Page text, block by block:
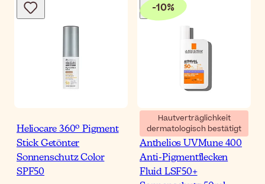
Heliocare 360º Pigment
Stick Getönter
Sonnenschutz Color
SPF50
-10%
Hautverträglichkeit
dermatologisch bestätigt
La Roche-Posay
Anthelios UVMune 400
Anti-Pigmentflecken
Fluid LSF50+